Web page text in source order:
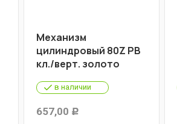
Механизм
цилиндровый 80Z PB
кл./верт. золото
в наличии
657,00 Р